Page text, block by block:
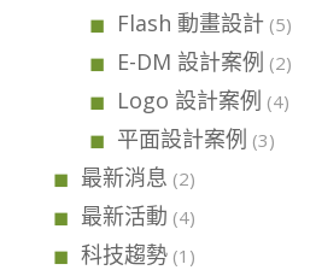
Flash 動畫設計(5)
E-DM 設計案例 (2)
Logo 設計案例 (4)
平面設計案例 (3)
最新消息 (2)
最新活動 (4)
科技趨勢(1)